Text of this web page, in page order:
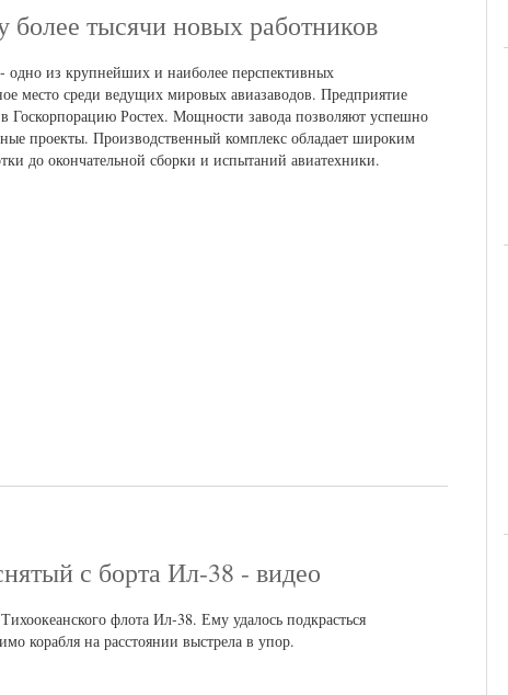
более тысячи новых работников
одно из крупнейших и наиболее перспективных
место среди ведущих мировых авиазаводов. Предприятие
Госкорпорацию Ростех. Мощности завода позволяют успешно
проекты. Производственный комплекс обладает широким
до окончательной сборки и испытаний авиатехники.
с борта Ил-38 - видео
флота Ил-38. Ему удалось подкрасться
корабля на расстоянии выстрела в упор.